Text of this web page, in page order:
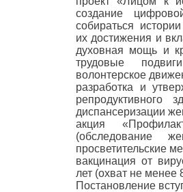
создание
собираться
их достижения и
духовная мощь и
трудовые
волонтерское
разработка и
репродуктивного
диспансеризации
акция
(обследование
просветительские
вакцинация от
лет (охват не менее
Постановление